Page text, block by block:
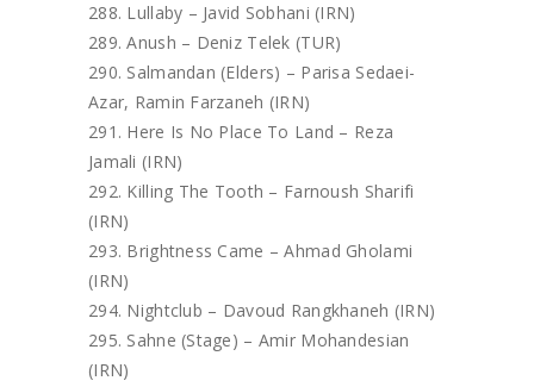
Lullaby – Javid Sobhani (IRN)
Anush – Deniz Telek (TUR)
Salmandan (Elders) – Parisa Sedaei-
Azar, Ramin Farzaneh (IRN)
Here Is No Place To Land – Reza
Jamali (IRN)
Killing The Tooth – Farnoush Sharifi
(IRN)
Brightness Came – Ahmad Gholami
(IRN)
Nightclub – Davoud Rangkhaneh (IRN)
Sahne (Stage) – Amir Mohandesian
(IRN)